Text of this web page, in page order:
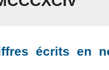
écrits en